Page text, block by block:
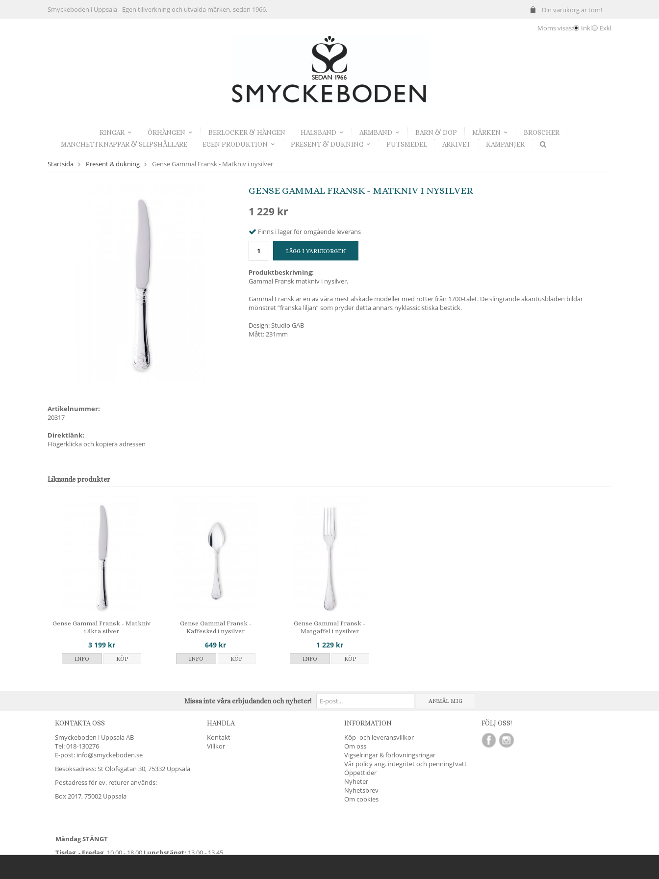
Din varukorg är tom!
Smyckeboden i Uppsala - Egen tillverkning och utvalda märken, sedan 1966.
Moms visas: Inkl Exkl
RINGAR ÖRHÄNGEN BERLOCKER & HÄNGEN HALSBAND ARMBAND BARN & DOP MÄRKEN
BROSCHER
MANCHETTKNAPPAR & SLIPSHÅLLARE
EGEN PRODUKTION PRESENT & DUKNING PUTSMEDEL ARKIVET KAMPANJER
Startsida Present & dukning Gense Gammal Fransk - Matkniv i nysilver
GENSE GAMMAL FRANSK - MATKNIV I NYSILVER
1 229 kr
Finns i lager för omgående leverans
LÄGG I VARUKORGEN
Produktbeskrivning:
Gammal Fransk matkniv i nysilver.
Gammal Fransk är en av våra mest älskade modeller med rötter från 1700-talet. De slingrande akantusbladen bildar
mönstret ”franska liljan” som pryder detta annars nyklassicistiska bestick.
Design: Studio GAB
Mått: 231mm
Artikelnummer:
20317
Direktlänk:
Högerklicka och kopiera adressen
Liknande produkter
Gense Gammal Fransk - Matkniv
i äkta silver
3 199 kr
INFO KÖP
Gense Gammal Fransk -
Kaffesked i nysilver
649 kr
INFO KÖP
Gense Gammal Fransk -
Matgaffel i nysilver
1 229 kr
INFO KÖP
Missa inte våra erbjudanden och nyheter! ANMÄL MIG
KONTAKTA OSS
Smyckeboden i Uppsala AB
Tel:018-130276
E-post: info@smyckeboden.se
Besöksadress: St Olofsgatan 30, 75332 Uppsala
Postadress för ev. returer används:
Box 2017, 75002 Uppsala
Måndag STÄNGT
Tisdag - Fredag, 10.00 - 18.00 Lunchstängt: 13.00 - 13.45
HANDLA
Kontakt
Villkor
INFORMATION
Köp- och leveransvillkor
Om oss
Vigselringar & förlovningsringar
Vår policy ang. integritet och penningtvätt
Öppettider
Nyheter
Nyhetsbrev
Om cookies
FÖLJ OSS!